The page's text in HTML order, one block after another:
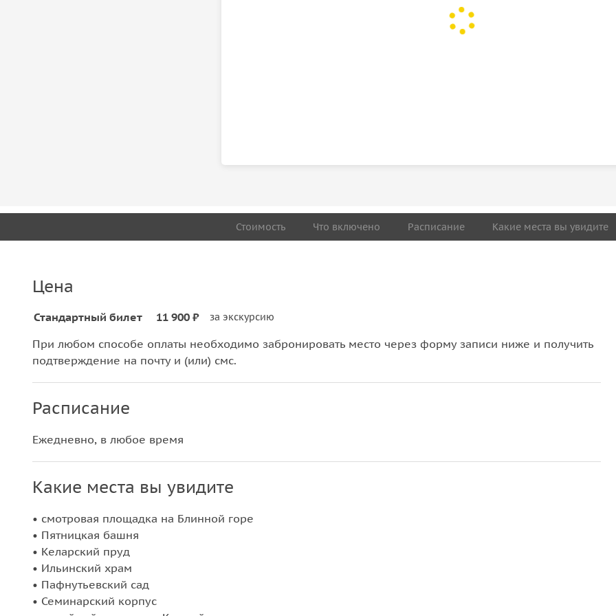
Стоимость Что включено Расписание Какие места вы увидите
Цена
Стандартный билет 11 900 ₽ за экскурсию
При любом способе оплаты необходимо забронировать место через форму записи ниже и получить
подтверждение на почту и (или) смс.
Расписание
Ежедневно, в любое время
Какие места вы увидите
• смотровая площадка на Блинной горе
• Пятницкая башня
• Келарский пруд
• Ильинский храм
• Пафнутьевский сад
• Семинарский корпус